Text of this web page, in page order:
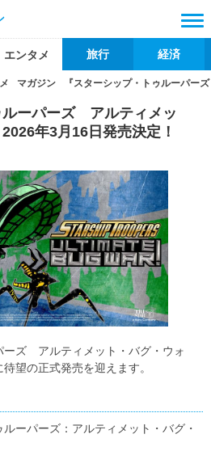
エンタメ 旅行 経済
マガジン 『スターシップ・トゥルーパ
ルーパーズ アルティメッ
年3月16日発売決定！
ーズ アルティメット・バグ・ウォ
望の正式発売を迎えます。
ーパーズ：アルティメット・バグ・